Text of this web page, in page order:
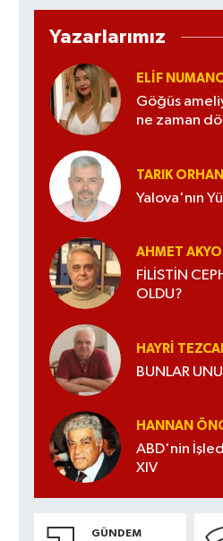
Yazarlarımız
ELİF
Göğüs
ne zaman
TARIK ORHAN
Yalova'nın
AHMET
FİLİSTİN
OLDU?
HAYRI
BUNLAR
HANNAN
ABD'nin
XIV
GÜNDEM